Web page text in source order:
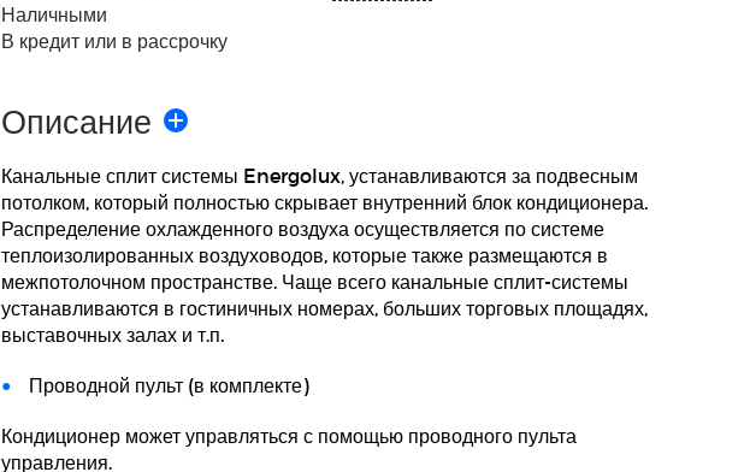
Наличными
В кредит или в рассрочку
Описание
Канальные сплит системы Energolux, устанавливаются за подвесным
потолком, который полностью скрывает внутренний блок кондиционера.
Распределение охлажденного воздуха осуществляется по системе
теплоизолированных воздуховодов, которые также размещаются в
межпотолочном пространстве. Чаще всего канальные сплит-системы
устанавливаются в гостиничных номерах, больших торговых площадях,
выставочных залах и т.п.
Проводной пульт (в комплекте)
Кондиционер может управляться с помощью проводного пульта
управления.